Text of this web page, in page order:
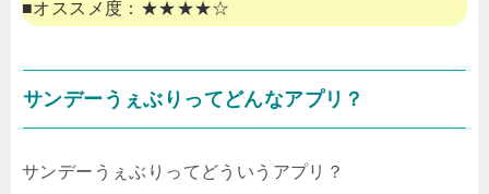
■オススメ度：★★★★☆
サンデーうぇぶりってどんなアプリ？
サンデーうぇぶりってどういうアプリ？